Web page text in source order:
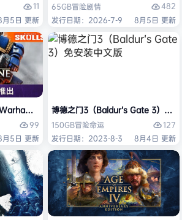
11
月5日 更新
65GB冒险剧情
482
发行日期：2026-7-9
8月5日 更新
40,000: Space Marine 2）免安装
99
月5日 更新
博德之门3（Baldur’s Gate 3）免安
150GB冒险命运
127
发行日期：2023-8-3
8月4日 更新